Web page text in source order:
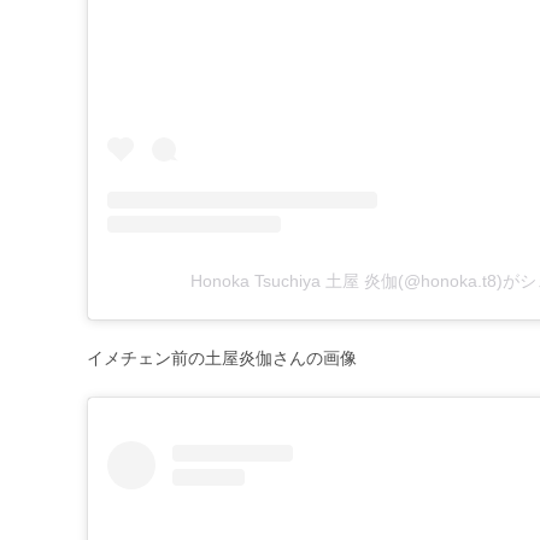
Honoka Tsuchiya 土屋 炎伽(@honoka.t8)が
イメチェン前の土屋炎伽さんの画像